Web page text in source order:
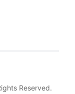
Reserved.